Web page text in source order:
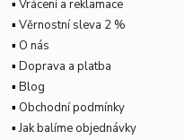
▪Vrácení a reklamace
▪Věrnostní sleva 2 %
▪ O nás
▪Doprava a platba
▪Blog
▪ Obchodní podmínky
▪Jak balíme objednávky